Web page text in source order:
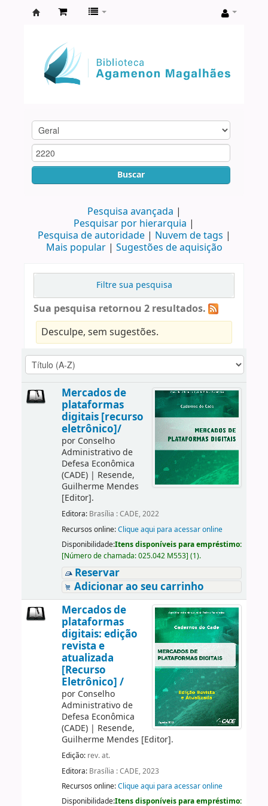
Agamenon
Magalhães
Buscar
Pesquisa avançada
Pesquisar por hierarquia
Pesquisa de autoridade
Nuvem de tags
Mais popular
Sugestões de aquisição
Filtre sua pesquisa
Sua pesquisa retornou 2 resultados.
Desculpe, sem sugestões.
Mercados de
plataformas
digitais [recurso
eletrônico]/
por Conselho
Administrativo de
Defesa Econômica
(CADE)| Resende,
Guilherme Mendes
[Editor].
Editora: Brasília : CADE, 2022
Recursos online:Clique aqui para acessar online
Disponibilidade:Itens disponíveis para empréstimo:
[Número de chamada:025.042 M553] (1).
Reservar
Adicionar ao seu carrinho
Mercados de
plataformas
digitais: edição
revista e
atualizada
[Recurso
Eletrônico] /
por Conselho
Administrativo de
Defesa Econômica
(CADE)| Resende,
Guilherme Mendes [Editor].
Edição: rev. at.
Editora: Brasília : CADE, 2023
Recursos online:Clique aqui para acessar online
Disponibilidade:Itens disponíveis para empréstimo: